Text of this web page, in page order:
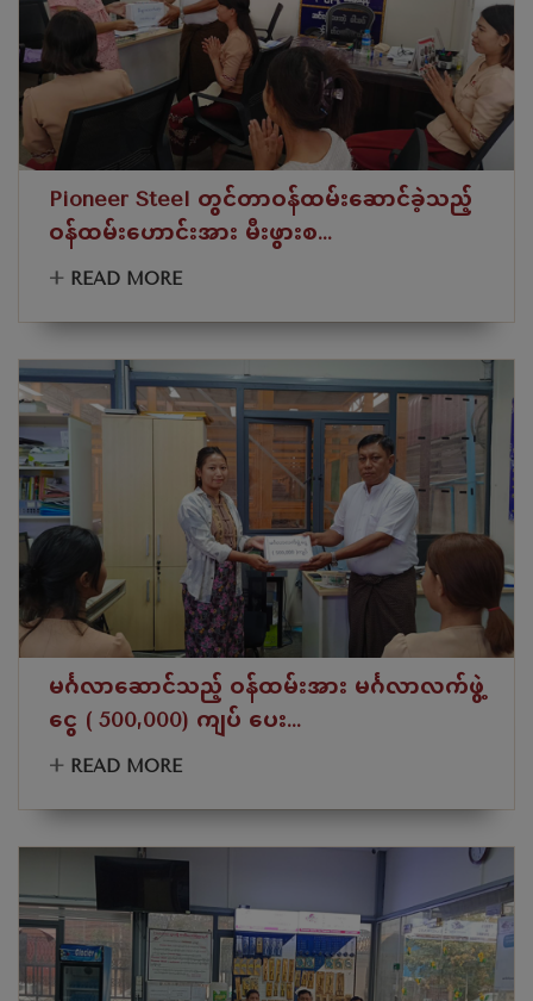
Pioneer Steel တွင်တာဝန်ထမ်းဆောင်ခဲ့သည့်
ဝန်ထမ်းဟောင်းအား မီးဖွားစ...
+ READ MORE
မင်္ဂလာဆောင်သည့် ဝန်ထမ်းအား မင်္ဂလာလက်ဖွဲ့
ငွေ ( 500,000) ကျပ် ပေး...
+ READ MORE